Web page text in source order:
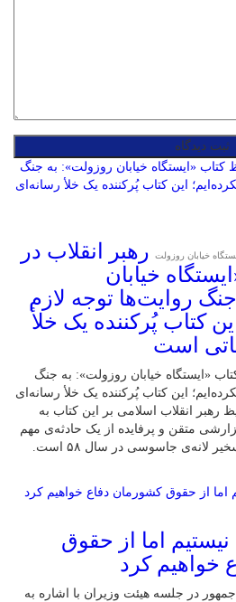
خیابان روزولت
رهبر انقلاب در
خیابان
روایت‌ها توجه لازم
کتاب پُرکننده‌ یک خلأ
است
«ایستگاه خیابان روزولت»: به جنگ
این کتاب پُرکننده‌ یک خلأ رسانه‌ای
رهبر انقلاب اسلامی بر این کتاب به
متقن و پرفایده از یک حادثه‌ی مهم
در تاریخ انقلاب یعنی تسخیر لانه‌ی جاسوسی در سال ۵۸ است.
اما از حقوق
خواهیم کرد
در جلسه هیئت وزیران با اشاره به